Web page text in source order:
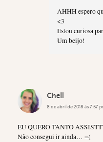
AHHH espero
<3
Estou curiosa
Um beijo!
Chell
8 de abril de 2018 às 7:57
EU QUERO TANTO
Não consegui ir ainda… =(